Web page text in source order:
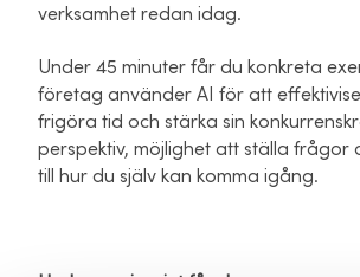
verksamhet redan idag.
Under 45 minuter får du konkreta
företag använder AI för att
frigöra tid och stärka sin
perspektiv, möjlighet att ställa frågor
till hur du själv kan komma igång.